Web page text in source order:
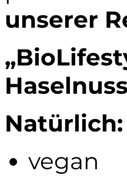
unserer
Natürlich:
vegan